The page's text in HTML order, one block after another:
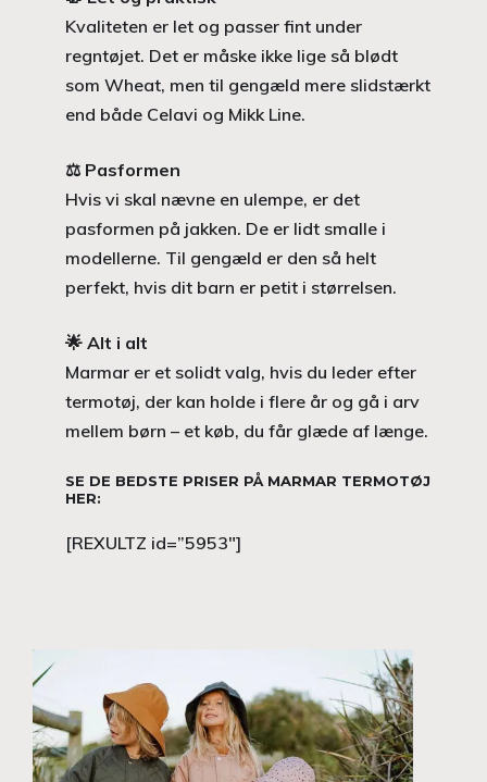
Kvaliteten er let og passer fint under
regntøjet. Det er måske ikke lige så blødt
som Wheat, men til gengæld mere slidstærkt
end både Celavi og Mikk Line.
⚖️ Pasformen
Hvis vi skal nævne en ulempe, er det
pasformen på jakken. De er lidt smalle i
modellerne. Til gengæld er den så helt
perfekt, hvis dit barn er petit i størrelsen.
🌟 Alt i alt
Marmar er et solidt valg, hvis du leder efter
termotøj, der kan holde i flere år og gå i arv
mellem børn – et køb, du får glæde af længe.
SE DE BEDSTE PRISER PÅ MARMAR TERMOTØJ
HER:
[REXULTZ id=”5953″]